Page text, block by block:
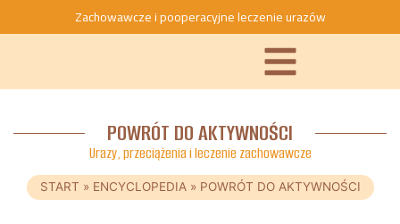
Zachowawcze i pooperacyjne leczenie urazów
POWRÓT DO AKTYWNOŚCI
Urazy, przeciążenia i leczenie zachowawcze
START » ENCYCLOPEDIA» POWRÓT DO AKTYWNOŚCI